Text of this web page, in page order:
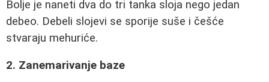
Bolje je naneti dva do tri tanka sloja nego jedan
debeo. Debeli slojevi se sporije suše i češće
stvaraju mehuriće.
2. Zanemarivanje baze